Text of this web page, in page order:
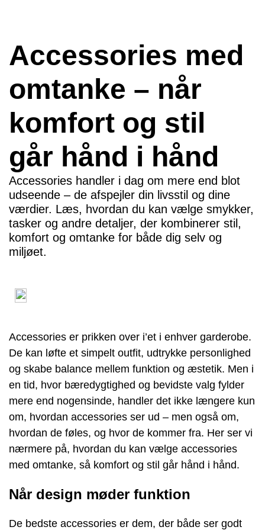
Accessories med
omtanke – når
komfort og stil
går hånd i hånd
Accessories handler i dag om mere end blot
udseende – de afspejler din livsstil og dine
værdier. Læs, hvordan du kan vælge smykker,
tasker og andre detaljer, der kombinerer stil,
komfort og omtanke for både dig selv og
miljøet.
Accessories er prikken over i’et i enhver garderobe.
De kan løfte et simpelt outfit, udtrykke personlighed
og skabe balance mellem funktion og æstetik. Men i
en tid, hvor bæredygtighed og bevidste valg fylder
mere end nogensinde, handler det ikke længere kun
om, hvordan accessories ser ud – men også om,
hvordan de føles, og hvor de kommer fra. Her ser vi
nærmere på, hvordan du kan vælge accessories
med omtanke, så komfort og stil går hånd i hånd.
Når design møder funktion
De bedste accessories er dem, der både ser godt